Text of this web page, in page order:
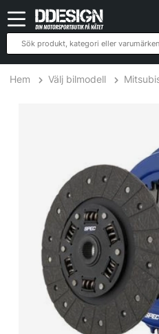
Hem Välj bilmodell